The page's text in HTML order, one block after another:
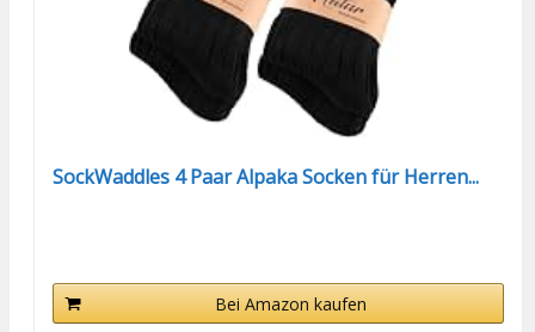
SockWaddles 4 Paar Alpaka Socken für Herren...
Bei Amazon kaufen